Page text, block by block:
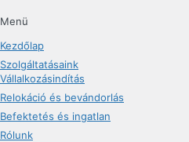
Menü
Kezdőlap
Szolgáltatásaink
Vállalkozásindítás
Relokáció és bevándorlás
Befektetés és ingatlan
Rólunk